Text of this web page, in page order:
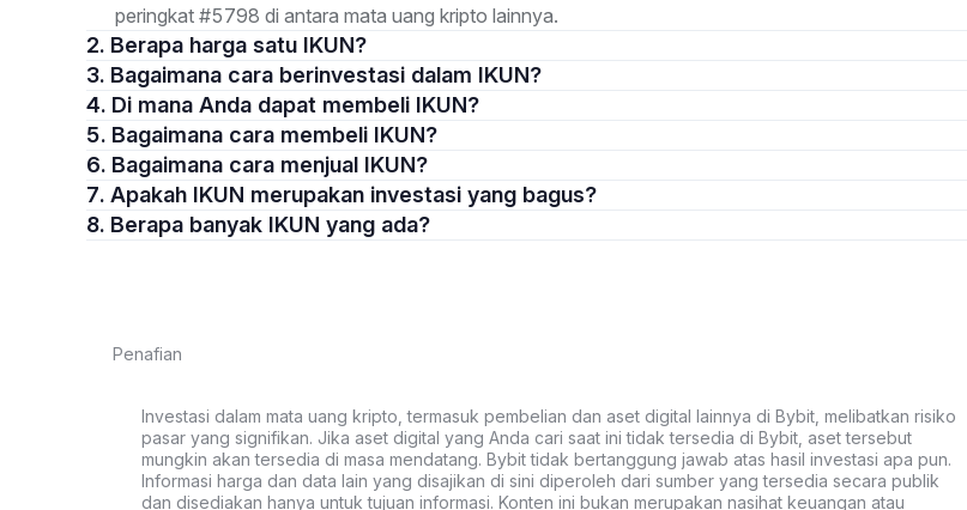
peringkat #5798 di antara mata uang kripto lainnya.
2. Berapa harga satu IKUN?
3. Bagaimana cara berinvestasi dalam IKUN?
4. Di mana Anda dapat membeli IKUN?
5. Bagaimana cara membeli IKUN?
6. Bagaimana cara menjual IKUN?
7. Apakah IKUN merupakan investasi yang bagus?
8. Berapa banyak IKUN yang ada?
Penafian
Investasi dalam mata uang kripto, termasuk pembelian dan aset digital lainnya di Bybit, melibatkan risiko
pasar yang signifikan. Jika aset digital yang Anda cari saat ini tidak tersedia di Bybit, aset tersebut
mungkin akan tersedia di masa mendatang. Bybit tidak bertanggung jawab atas hasil investasi apa pun.
Informasi harga dan data lain yang disajikan di sini diperoleh dari sumber yang tersedia secara publik
dan disediakan hanya untuk tujuan informasi. Konten ini bukan merupakan nasihat keuangan atau